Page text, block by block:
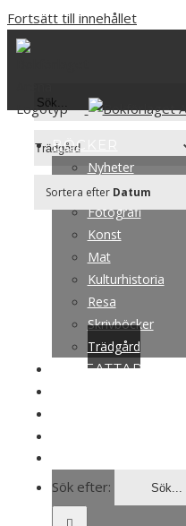
Fortsätt till innehållet
BÖCKER
Nyheter
Design
Fotografi
Konst
Mat
Kulturhistoria
Resa
Skrivböcker
Trädgård
FÖRFATTARE
Sök efter:
Sortera efter Datum